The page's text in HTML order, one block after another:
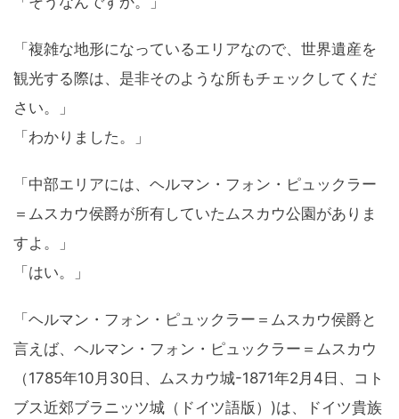
「複雑な地形になっているエリアなので、世界遺産を
観光する際は、是非そのような所もチェックしてくだ
さい。」
「わかりました。」
「中部エリアには、ヘルマン・フォン・ピュックラー
＝ムスカウ侯爵が所有していたムスカウ公園がありま
すよ。」
「はい。」
「ヘルマン・フォン・ピュックラー＝ムスカウ侯爵と
言えば、ヘルマン・フォン・ピュックラー＝ムスカウ
（1785年10月30日、ムスカウ城-1871年2月4日、コト
ブス近郊ブラニッツ城（ドイツ語版）)は、ドイツ貴族